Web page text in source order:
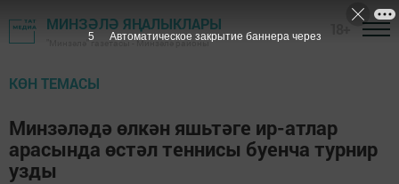
МИНЗӘЛӘ ЯҢАЛЫКЛАРЫ
"Минзәлә" газетасы - Минзәлә районы
КӨН ТЕМАСЫ
Минзәләдә өлкән яшьтәге ир-атлар
арасында өстәл теннисы буенча турнир
узды
4 Автоматическое закрытие баннера через